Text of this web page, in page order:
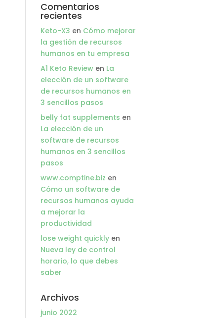
Comentarios
recientes
Keto-X3 en Cómo mejorar
la gestión de recursos
humanos en tu empresa
A1 Keto Review en La
elección de un software
de recursos humanos en
3 sencillos pasos
belly fat supplements en
La elección de un
software de recursos
humanos en 3 sencillos
pasos
www.comptine.biz en
Cómo un software de
recursos humanos ayuda
a mejorar la
productividad
lose weight quickly en
Nueva ley de control
horario, lo que debes
saber
Archivos
junio 2022